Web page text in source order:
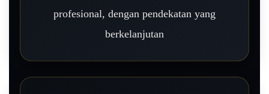
profesional, dengan pendekatan yang
berkelanjutan